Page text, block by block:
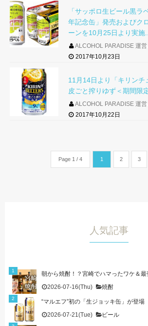
「サッポロ生ビール黒ラ
年記念缶」発売およびク
ーンを10月25日より実施...
ALCOHOL PARADISE 運営
2017年10月23日
11月14日より「キリンチ
皮ごと搾りゆず＜期間限
ALCOHOL PARADISE 運営
2017年10月22日
Page 1 / 4 1 2 3
人気記事
朝から焼酎！？宮崎でハマったワケ＆
2026-07-16(Thu)
焼酎
“マルエフ”初の「生ジョッキ缶」が登
2026-07-21(Tue)
ビール